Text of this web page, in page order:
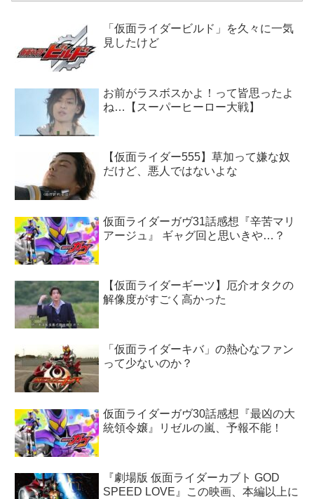
「仮面ライダービルド」を久々に一気
見したけど
お前がラスボスかよ！って皆思ったよ
ね…【スーパーヒーロー大戦】
【仮面ライダー555】草加って嫌な奴
だけど、悪人ではないよな
仮面ライダーガヴ31話感想『辛苦マリ
アージュ』 ギャグ回と思いきや…？
【仮面ライダーギーツ】厄介オタクの
解像度がすごく高かった
「仮面ライダーキバ」の熱心なファン
って少ないのか？
仮面ライダーガヴ30話感想『最凶の大
統領令嬢』リゼルの嵐、予報不能！
『劇場版 仮面ライダーカブト GOD
SPEED LOVE』この映画、本編以上に